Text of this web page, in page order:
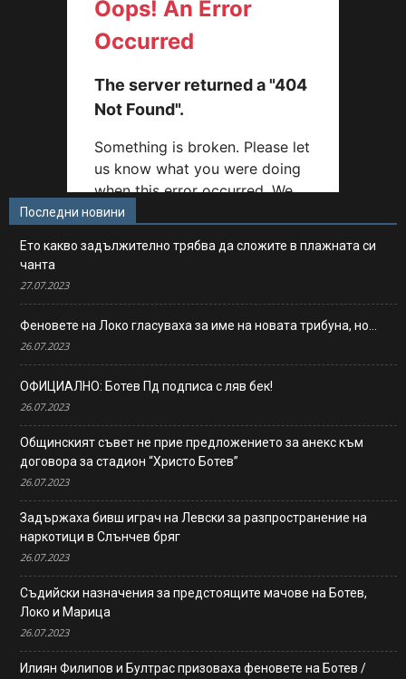
Последни новини
Ето какво задължително трябва да сложите в плажната си
чанта
27.07.2023
Феновете на Локо гласуваха за име на новата трибуна, но…
26.07.2023
ОФИЦИАЛНО: Ботев Пд подписа с ляв бек!
26.07.2023
Общинският съвет не прие предложението за анекс към
договора за стадион “Христо Ботев”
26.07.2023
Задържаха бивш играч на Левски за разпространение на
наркотици в Слънчев бряг
26.07.2023
Съдийски назначения за предстоящите мачове на Ботев,
Локо и Марица
26.07.2023
Илиян Филипов и Бултрас призоваха феновете на Ботев /